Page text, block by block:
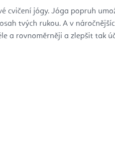
cvičení jógy. Jóga popruh
tvých rukou. A v
a rovnoměrněji a zlepšit tak